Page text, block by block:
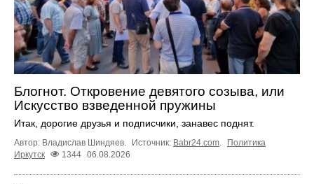
Блогнот. Откровение девятого созыва, или
Искусство взведенной пружины
Итак, дорогие друзья и подписчики, занавес поднят.
Автор: Владислав Шиндяев. Источник: Babr24.com.
Политика
Иркутск
1344 06.08.2026